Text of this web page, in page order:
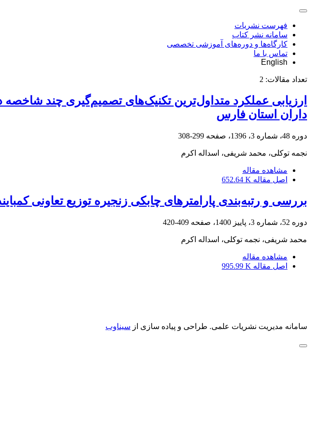
فهرست نشریات
سامانه نشر کتاب
کارگاه‌ها و دوره‌های آموزشی تخصصی
تماس با ما
English
تعداد مقالات: 2
ارزیابی عملکرد متداول‌ترین تکنیک‌های تصمیم‌گیری چند شاخصه
داران استان فارس
دوره 48، شماره 3، 1396، صفحه 299-308
نجمه توکلی، محمد شریفی، اسداله اکرم
مشاهده مقاله
اصل مقاله 652.64 K
بررسی و رتبه‌بندی پارامترهای چابکی زنجیره توزیع تعاونی
دوره 52، شماره 3، پاییز 1400، صفحه 409-420
محمد شریفی، نجمه توکلی، اسداله اکرم
مشاهده مقاله
اصل مقاله 995.99 K
سامانه مدیریت نشریات علمی. طراحی و پیاده سازی از سیناوب